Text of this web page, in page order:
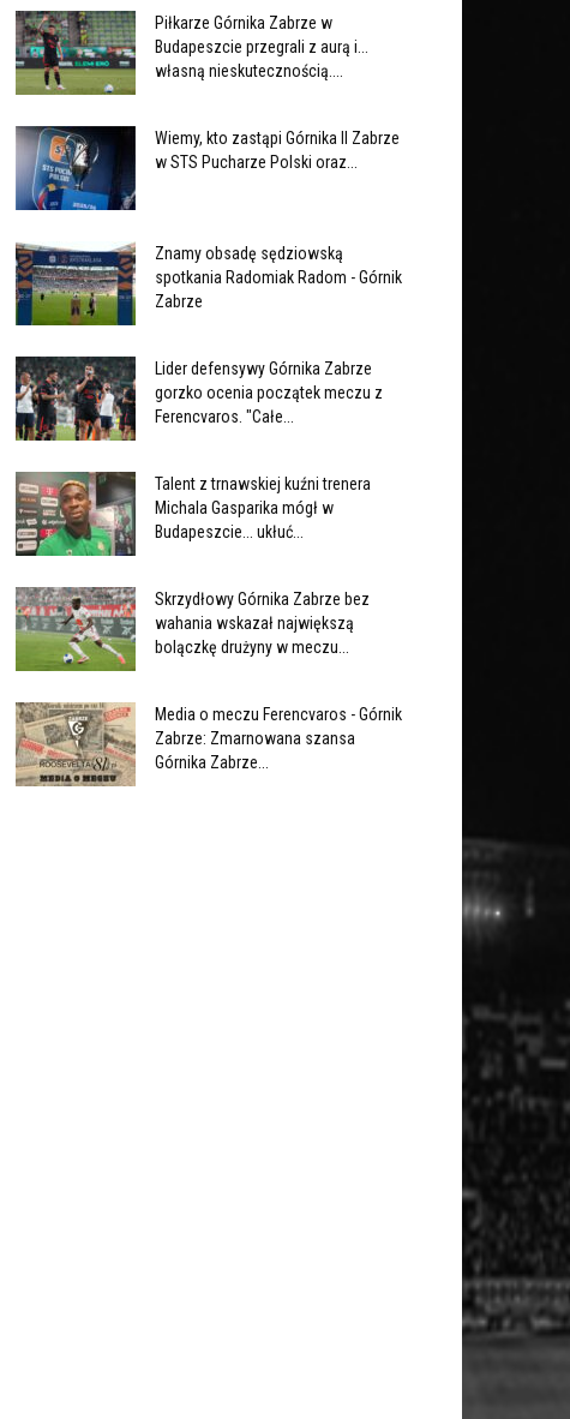
Piłkarze Górnika Zabrze w
Budapeszcie przegrali z aurą i...
własną nieskutecznością....
Wiemy, kto zastąpi Górnika II Zabrze
w STS Pucharze Polski oraz...
Znamy obsadę sędziowską
spotkania Radomiak Radom - Górnik
Zabrze
Lider defensywy Górnika Zabrze
gorzko ocenia początek meczu z
Ferencvaros. "Całe...
Talent z trnawskiej kuźni trenera
Michala Gasparika mógł w
Budapeszcie... ukłuć...
Skrzydłowy Górnika Zabrze bez
wahania wskazał największą
bolączkę drużyny w meczu...
Media o meczu Ferencvaros - Górnik
Zabrze: Zmarnowana szansa
Górnika Zabrze...